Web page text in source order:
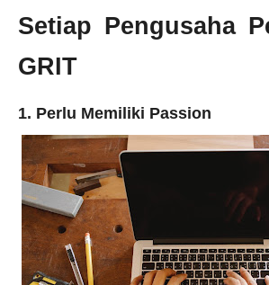
Setiap Pengusaha
GRIT
1. Perlu Memiliki Passion